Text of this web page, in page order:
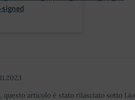
questo articolo è stato rilasciato sotto